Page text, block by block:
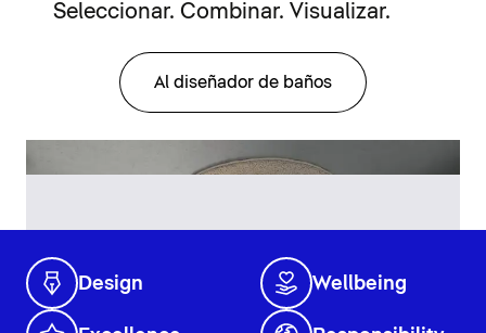
Seleccionar. Combinar. Visualizar.
Al diseñador de baños
Design Wellbeing